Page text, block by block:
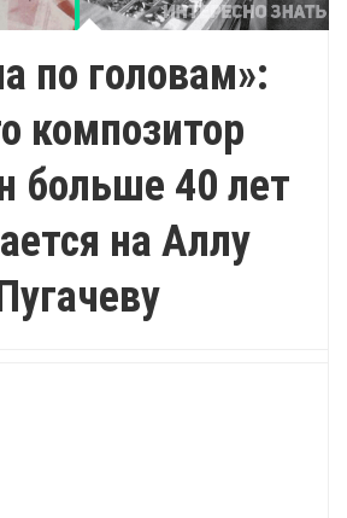
по головам»:
композитор
больше 40 лет
на Аллу